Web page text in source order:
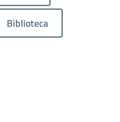
Biblioteca